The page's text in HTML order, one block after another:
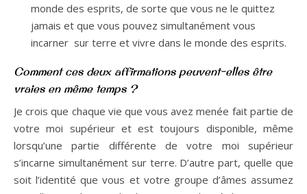
monde des esprits, de sorte que vous ne le quittez
jamais et que vous pouvez simultanément vous
incarner sur terre et vivre dans le monde des esprits.
Comment ces deux affirmations peuvent-elles être
vraies en même temps ?
Je crois que chaque vie que vous avez menée fait partie de
votre moi supérieur et est toujours disponible, même
lorsqu’une partie différente de votre moi supérieur
s’incarne simultanément sur terre. D’autre part, quelle que
soit l’identité que vous et votre groupe d’âmes assumez